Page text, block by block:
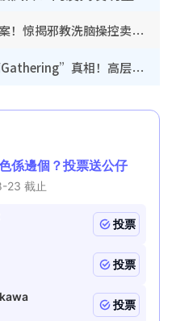
银行高管“沉船”爆案中案！惊揭邪教洗脑操控卖淫被吞600万，幕后黑手讲多错多
林芊妤亲解12年前“残厕Gathering”真相！高层解约一句话重创尊严，至今拒返TVB